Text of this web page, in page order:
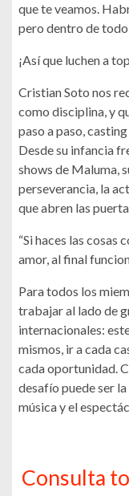
que te veamos.
pero dentro de
¡Así que luchen a
Cristian Soto nos
como disciplina, y
paso a paso,
Desde su infancia
shows de Maluma,
perseverancia, la
que abren las
“Si haces las cosas
amor, al final
Para todos los
trabajar al lado de
internacionales:
mismos, ir a cada
cada oportunidad.
desafío puede ser
música y el
Consulta